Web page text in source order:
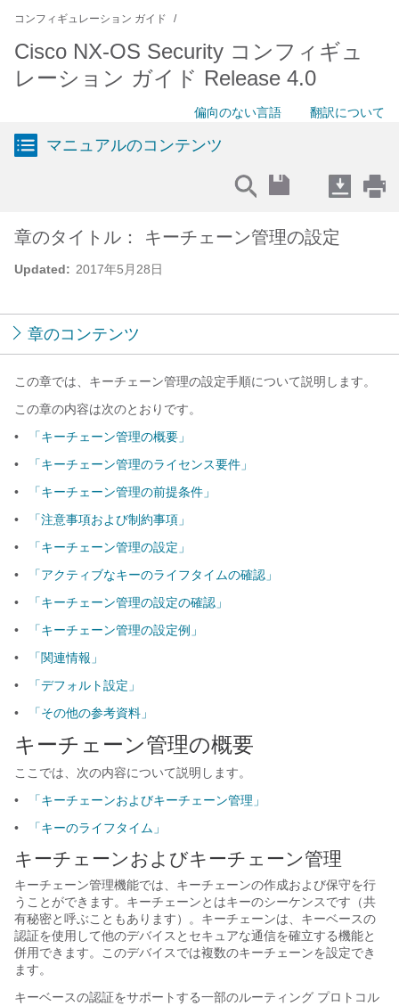
コンフィギュレーション ガイド
Cisco NX-OS Security コンフィギュ
レーション ガイド Release 4.0
偏向のない言語 翻訳について
マニュアルのコンテンツ
Updated: 2017年5月28日
章のタイトル： キーチェーン管理の設定
章のコンテンツ
この章では、キーチェーン管理の設定手順について説明します。
この章の内容は次のとおりです。
•
「キーチェーン管理の概要」
•
「キーチェーン管理のライセンス要件」
•
「キーチェーン管理の前提条件」
•
「注意事項および制約事項」
•
「キーチェーン管理の設定」
•
「アクティブなキーのライフタイムの確認」
•
「キーチェーン管理の設定の確認」
•
「キーチェーン管理の設定例」
•
「関連情報」
•
「デフォルト設定」
•
「その他の参考資料」
キーチェーン管理の概要
ここでは、次の内容について説明します。
•
「キーチェーンおよびキーチェーン管理」
•
「キーのライフタイム」
キーチェーンおよびキーチェーン管理
キーチェーン管理機能では、キーチェーンの作成および保守を行
うことができます。キーチェーンとはキーのシーケンスです（共
有秘密と呼ぶこともあります）。キーチェーンは、キーベースの
認証を使用して他のデバイスとセキュアな通信を確立する機能と
併用できます。このデバイスでは複数のキーチェーンを設定でき
ます。
キーベースの認証をサポートする一部のルーティング プロトコル